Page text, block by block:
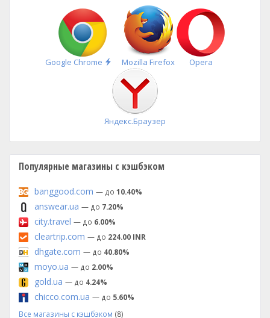
Google Chrome
Быстрая
установка
Mozilla Firefox Opera
Яндекс.Браузер
Популярные магазины с кэшбэком
banggood.com — до 10.40%
answear.ua — до 7.20%
city.travel — до 6.00%
cleartrip.com — до 224.00 INR
dhgate.com — до 40.80%
moyo.ua — до 2.00%
gold.ua — до 4.24%
chicco.com.ua — до 5.60%
Все магазины с кэшбэком (8)